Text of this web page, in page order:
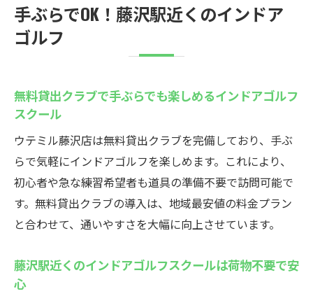
手ぶらでOK！藤沢駅近くのインドア
ゴルフ
無料貸出クラブで手ぶらでも楽しめるインドアゴルフ
スクール
ウテミル藤沢店は無料貸出クラブを完備しており、手ぶ
らで気軽にインドアゴルフを楽しめます。これにより、
初心者や急な練習希望者も道具の準備不要で訪問可能で
す。無料貸出クラブの導入は、地域最安値の料金プラン
と合わせて、通いやすさを大幅に向上させています。
藤沢駅近くのインドアゴルフスクールは荷物不要で安
心